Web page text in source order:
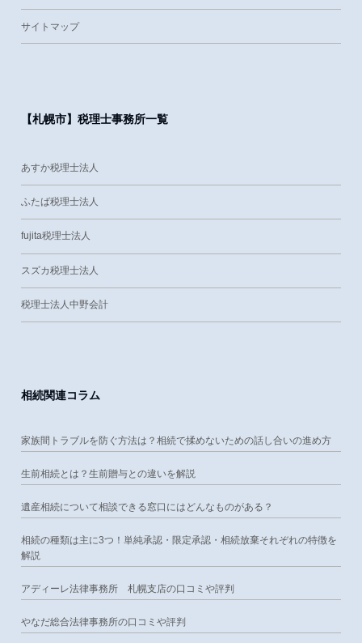
サイトマップ
【札幌市】税理士事務所一覧
あすか税理士法人
ふたば税理士法人
fujita税理士法人
スズカ税理士法人
税理士法人中野会計
相続関連コラム
家族間トラブルを防ぐ方法は？相続で揉めないための話し合いの進め方
生前相続とは？生前贈与との違いを解説
遺産相続について相談できる窓口にはどんなものがある？
相続の種類は主に3つ！単純承認・限定承認・相続放棄それぞれの特徴を
解説
アディーレ法律事務所 札幌支店の口コミや評判
やなだ総合法律事務所の口コミや評判